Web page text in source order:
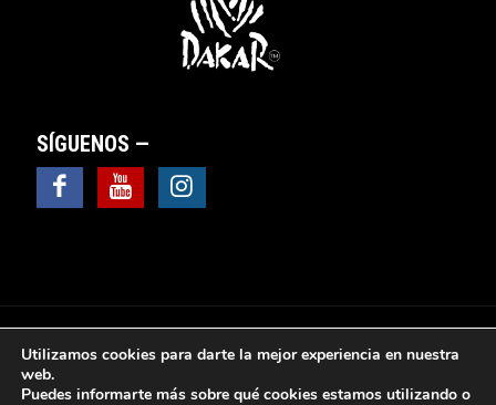
SÍGUENOS —
Utilizamos cookies para darte la mejor experiencia en nuestra
web.
Puedes informarte más sobre qué cookies estamos utilizando o